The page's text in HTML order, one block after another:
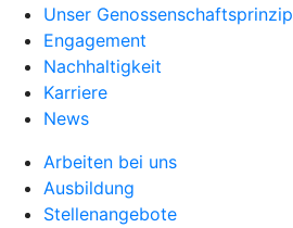
Unser Genossenschaftsprinzip
Engagement
Nachhaltigkeit
Karriere
News
Arbeiten bei uns
Ausbildung
Stellenangebote